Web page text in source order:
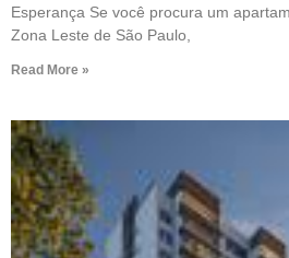
Esperança Se você procura um
Zona Leste de São Paulo,
Read More »